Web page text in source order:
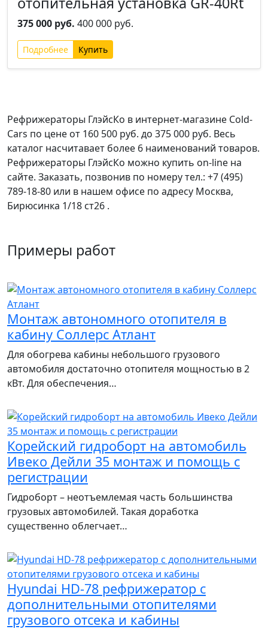
375 000 руб. 400 000 руб.
Подробнее
Рефрижераторы ГлэйсКо в интернет-магазине Cold-
Cars по цене от 160 500 руб. до 375 000 руб. Весь
каталог насчитавает более 6 наименований товаров.
Рефрижераторы ГлэйсКо можно купить on-line на
сайте. Заказать, позвонив по номеру тел.: +7 (495)
789-18-80 или в нашем офисе по адресу Москва,
Бирюсинка 1/18 ст26 ​.
Примеры работ
Монтаж автономного отопителя в
кабину Соллерс Атлант
Для обогрева кабины небольшого грузового
автомобиля достаточно отопителя мощностью в 2
кВт. Для обеспечения…
Корейский гидроборт на автомобиль
Ивеко Дейли 35 монтаж и помощь с
регистрации
Гидроборт – неотъемлемая часть большинства
грузовых автомобилей. Такая доработка
существенно облегчает…
Hyundai HD-78 рефрижератор с
дополнительными отопителями
грузового отсека и кабины